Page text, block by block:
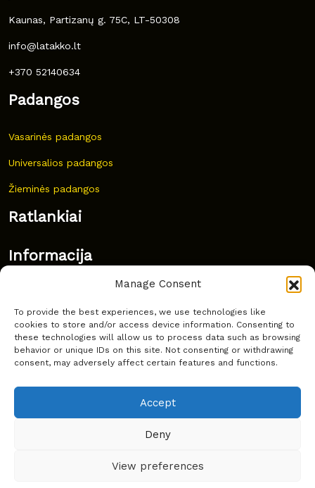
Manage Consent
To provide the best experiences, we use technologies like
cookies to store and/or access device information. Consenting to
these technologies will allow us to process data such as browsing
behavior or unique IDs on this site. Not consenting or withdrawing
consent, may adversely affect certain features and functions.
Accept
Deny
View preferences
Kaunas, Partizanų g. 75C, LT-50308
info@latakko.lt
+370 52140634
Padangos
Vasarinės padangos
Universalios padangos
Žieminės padangos
Ratlankiai
Informacija
Dažnai užduodami klausimai
Kur nusipirkti?
Privatumas
Copyright © Latakko 2024